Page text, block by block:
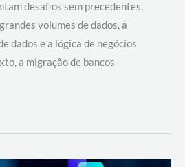
desafios sem precedentes,
volumes de dados, a
dados e a lógica de negócios
a migração de bancos